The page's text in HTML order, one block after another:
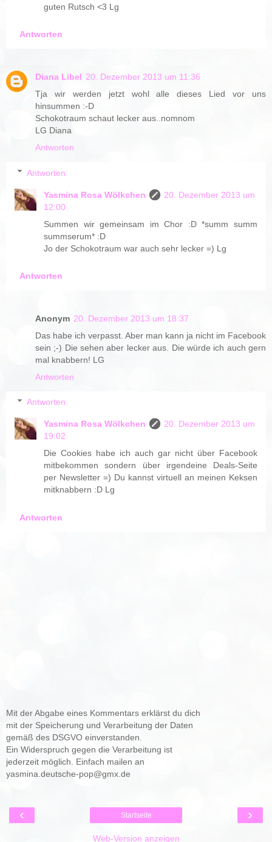
guten Rutsch <3 Lg
Antworten
Diana Libel 20. Dezember 2013 um 11:36
Tja wir werden jetzt wohl alle dieses Lied vor uns
hinsummen :-D
Schokotraum schaut lecker aus..nomnom
LG Diana
Antworten
Antworten
Yasmina Rosa Wölkchen
20. Dezember 2013 um
12:00
Summen wir gemeinsam im Chor :D *summ summ
summserum* :D
Jo der Schokotraum war auch sehr lecker =) Lg
Antworten
Anonym 20. Dezember 2013 um 18:37
Das habe ich verpasst. Aber man kann ja nicht im Facebook
sein ;-) Die sehen aber lecker aus. Die würde ich auch gern
mal knabbern! LG
Antworten
Antworten
Yasmina Rosa Wölkchen
20. Dezember 2013 um
19:02
Die Cookies habe ich auch gar nicht über Facebook
mitbekommen sondern über irgendeine Deals-Seite
per Newsletter =) Du kannst virtuell an meinen Keksen
mitknabbern :D Lg
Antworten
Mit der Abgabe eines Kommentars erklärst du dich
mit der Speicherung und Verarbeitung der Daten
gemäß des DSGVO einverstanden.
Ein Widerspruch gegen die Verarbeitung ist
jederzeit möglich. Einfach mailen an
yasmina.deutsche-pop@gmx.de
‹ ›
Startseite
Web-Version anzeigen